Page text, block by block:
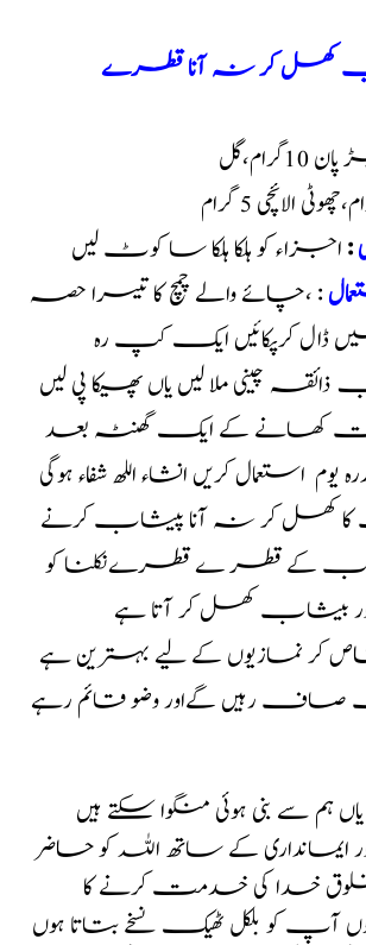
کھل کر نہ آنا قطرے
: جڑ پان 10گرام،گل
الائچی 5 گرام
:اجزاء کو ہلکا ہلکا سا کوٹ لیں
: ،چائے والے چمچ کا تیسرا حصہ
ڈال کرپکائیں ایک کپ رہ
چینی ملا لیں یاں پھیکا پی لیں
کھانے کے ایک گھنٹہ بعد
استعمال کریں انشاء اللھ شفاء ہوگی
کھل کر نہ آنا پیشاب کرنے
کے قطر ے قطرےنکلنا کو
بیشاب کھل کر آتا ہے
نمازیوں کے لیے بہترین ہے
رہیں گےاور وضو قائم رہے
یاں ہم سے بنی ہوئی منگوا سکتے ہیں
کے ساتھ اللہ کو حاضر
خدا کی خدمت کرنے کا
آپ کو بلکل ٹھیک نسخے بتاتا ہوں